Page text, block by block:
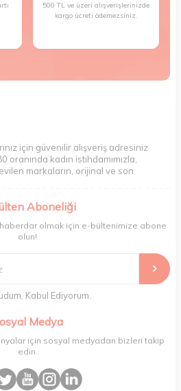
500 TL ve üzeri alışverişlerinizde
kargo ücreti ödemezsiniz.
için güvenilir alışveriş adresiniz
kadın istihdamımızla,
markaların, orijinal ve son
dolayı olumsuz olarak geri
ile gerekli tüm desteği sağlıyoruz.
marka ve binlerce ürün seçeneğini
tedarik ediyor ve müşterilerimize
ambalajlarda gönderim sağlıyoruz.
malzemeler kullanarak
ve daha yaşanabilir bir dünya
Aboneliği
olmak için e-bültenimize abone
olun!
Kabul Ediyorum.
Medya
için sosyal medyadan bizleri takip
edin.